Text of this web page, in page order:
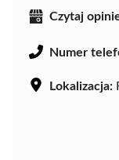
Czytaj
Numer
Lokalizacja: